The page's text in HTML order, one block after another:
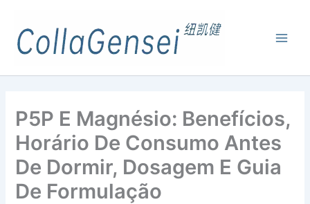
P5P E Magnésio: Benefícios,
Horário De Consumo Antes
De Dormir, Dosagem E Guia
De Formulação